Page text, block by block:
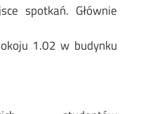
spotkań. Głównie
1.02 w budynku